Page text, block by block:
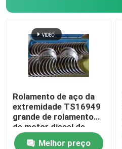
Rolamento de aço da
extremidade TS16949
grande de rolamento
de motor diesel de
Cummins 6L multi
Melhor preço